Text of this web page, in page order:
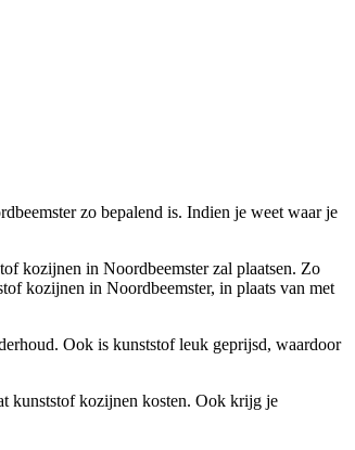
zo bepalend is. Indien je weet waar je
kozijnen in Noordbeemster zal plaatsen. Zo
kozijnen in Noordbeemster, in plaats van met
Ook is kunststof leuk geprijsd, waardoor
kunststof kozijnen kosten. Ook krijg je